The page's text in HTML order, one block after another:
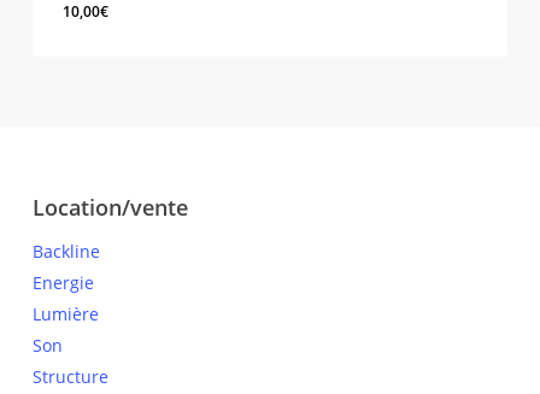
10,00€
Location/vente
Backline
Energie
Lumière
Son
Structure